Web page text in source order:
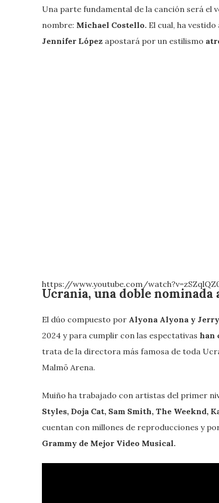
Una parte fundamental de la canción será el
nombre: Michael Costello. El cual, ha
Jennifer López apostará por un estilismo
https://www.youtube.com/
Ucrania, una doble nominada
El dúo compuesto por Alyona Alyona y
2024 y para cumplir con las espectativas han
trata de la directora más famosa de toda
Malmö Arena.
Muiño ha trabajado con artistas del primer
Styles, Doja Cat, Sam Smith, The Weeknd,
cuentan con millones de reproducciones y
Grammy de Mejor Video Musical.